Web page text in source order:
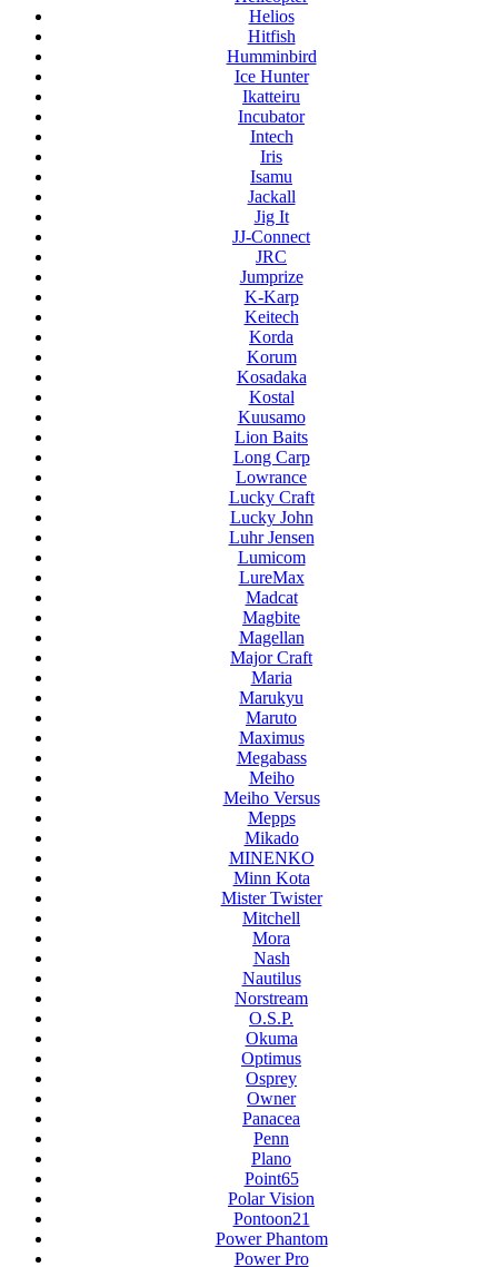
Helios
Hitfish
Humminbird
Ice Hunter
Ikatteiru
Incubator
Intech
Iris
Isamu
Jackall
Jig It
JJ-Connect
JRC
Jumprize
K-Karp
Keitech
Korda
Korum
Kosadaka
Kostal
Kuusamo
Lion Baits
Long Carp
Lowrance
Lucky Craft
Lucky John
Luhr Jensen
Lumicom
LureMax
Madcat
Magbite
Magellan
Major Craft
Maria
Marukyu
Maruto
Maximus
Megabass
Meiho
Meiho Versus
Mepps
Mikado
MINENKO
Minn Kota
Mister Twister
Mitchell
Mora
Nash
Nautilus
Norstream
O.S.P.
Okuma
Optimus
Osprey
Owner
Panacea
Penn
Plano
Point65
Polar Vision
Pontoon21
Power Phantom
Power Pro